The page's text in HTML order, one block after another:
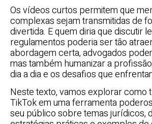
Os vídeos curtos permitem que
complexas sejam transmitidas de
divertida. E quem diria que discutir
regulamentos poderia ser tão
abordagem certa, advogados
mas também humanizar a
dia a dia e os desafios que
Neste texto, vamos explorar como
TikTok em uma ferramenta
seu público sobre temas jurídicos,